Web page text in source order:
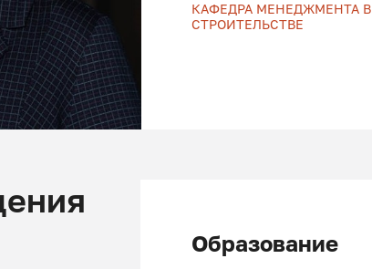
КАФЕДРА МЕНЕДЖМЕНТА В
СТРОИТЕЛЬСТВЕ
Образование